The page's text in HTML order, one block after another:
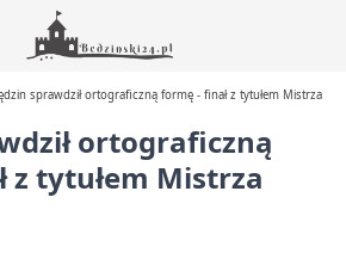
sprawdził ortograficzną formę - finał z tytułem Mistrza
ortograficzną
z tytułem Mistrza